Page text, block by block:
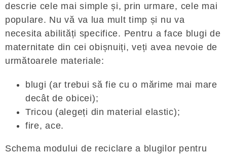
descrie cele mai simple și, prin urmare, cele mai
populare. Nu vă va lua mult timp și nu va
necesita abilități specifice. Pentru a face blugi de
maternitate din cei obișnuiți, veți avea nevoie de
următoarele materiale:
blugi (ar trebui să fie cu o mărime mai mare
decât de obicei);
Tricou (alegeți din material elastic);
fire, ace.
Schema modului de reciclare a blugilor pentru